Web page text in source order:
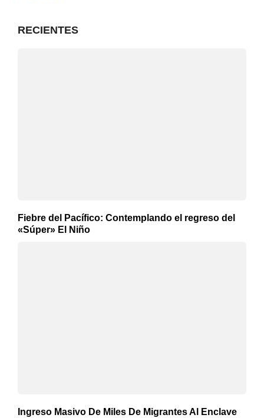
RECIENTES
Fiebre del Pacífico: Contemplando el regreso del
«Súper» El Niño
Ingreso Masivo De Miles De Migrantes Al Enclave